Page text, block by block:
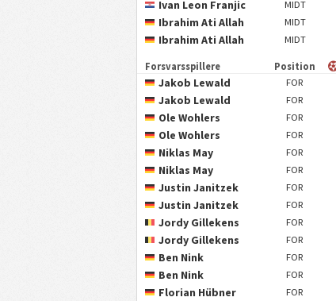
Ivan Leon Franjic
MIDT
Ibrahim Ati Allah
MIDT
Ibrahim Ati Allah
MIDT
Forsvarsspillere Position
Jakob Lewald FOR
Jakob Lewald
FOR
Ole Wohlers
FOR
Ole Wohlers
FOR
Niklas May
FOR
Niklas May
FOR
Justin Janitzek
FOR
Justin Janitzek
FOR
Jordy Gillekens
FOR
Jordy Gillekens
FOR
Ben Nink
FOR
Ben Nink
FOR
Florian Hübner
FOR